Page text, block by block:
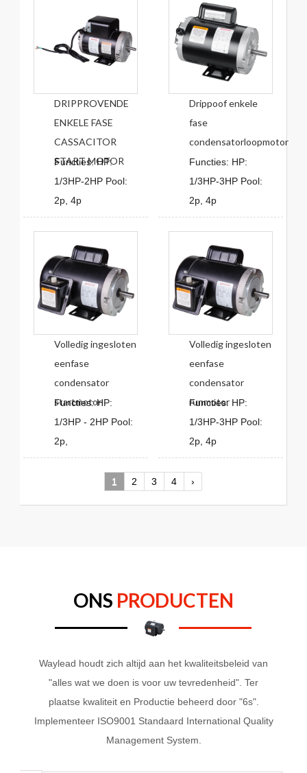
DRIPPROVENDE
ENKELE FASE
CASSACITOR
START MOTOR
Functies: HP:
1/3HP-2HP Pool:
2p, 4p
Drippoof enkele
fase
condensatorloopmotor
Functies: HP:
1/3HP-3HP Pool:
2p, 4p
Volledig ingesloten
eenfase
condensator
startmotor
Functies: HP:
1/3HP - 2HP Pool:
2p,
Volledig ingesloten
eenfase
condensator
runmotor
Functies: HP:
1/3HP-3HP Pool:
2p, 4p
1 2 3 4 ›
ONS PRODUCTEN
Waylead houdt zich altijd aan het kwaliteitsbeleid van
"alles wat we doen is voor uw tevredenheid". Ter
plaatse kwaliteit en Productie beheerd door "6s".
Implementeer ISO9001 Standaard International Quality
Management System.